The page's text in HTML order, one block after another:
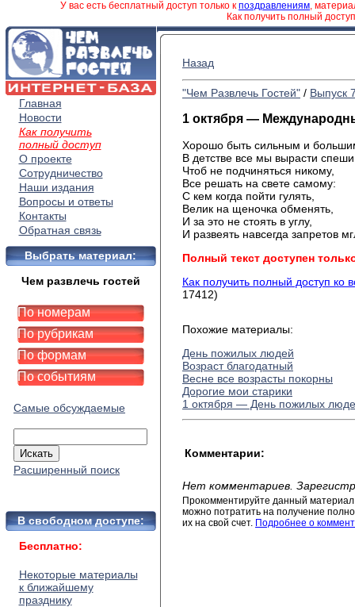
У вас есть бесплатный доступ только к поздравлениям,
Как получить полный
Главная
Новости
Как получить
полный доступ
О проекте
Сотрудничество
Наши издания
Вопросы и ответы
Контакты
Обратная связь
Выбрать материал:
Чем развлечь гостей
По номерам
По рубрикам
По формам
По событиям
Самые обсуждаемые
Расширенный поиск
В свободном доступе:
Бесплатно:
Некоторые материалы
к ближайшему
празднику
Назад
"Чем Развлечь Гостей" / Выпуск
1 октября —
Хорошо быть сильным и
В детстве все мы вырасти
Чтоб не подчиняться никому,
Все решать на свете самому:
С кем когда пойти гулять,
Велик на щеночка обменять,
И за это не стоять в углу,
И развеять навсегда запретов
Полный текст доступен
Как получить полный доступ ко
17412)
Похожие материалы:
День пожилых людей
Возраст благодатный
Весне все возрасты покорны
Дорогие мои старики
1 октября — День пожилых
Комментарии:
Нет комментариев.
Прокомментируйте данный
можно потратить на получение
их на свой счет. Подробнее о